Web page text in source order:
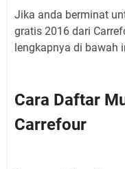
Jika anda berminat
gratis 2016 dari
lengkapnya di bawah
Cara Daftar
Carrefour